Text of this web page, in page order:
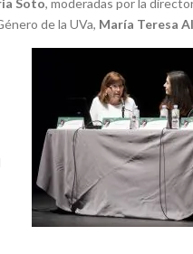
Soto, moderadas por la
de la UVa, María Teresa